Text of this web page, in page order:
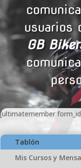
usuarios
GB
[ultimatemember
Tablón
Mis Cursos y